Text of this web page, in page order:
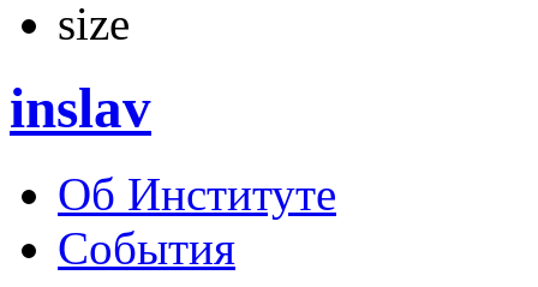
inslav
Об Институте
События